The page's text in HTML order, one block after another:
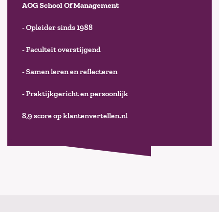
AOG School Of Management
- Opleider sinds 1988
- Faculteit overstijgend
- Samen leren en reflecteren
- Praktijkgericht en persoonlijk
8,9 score op klantenvertellen.nl